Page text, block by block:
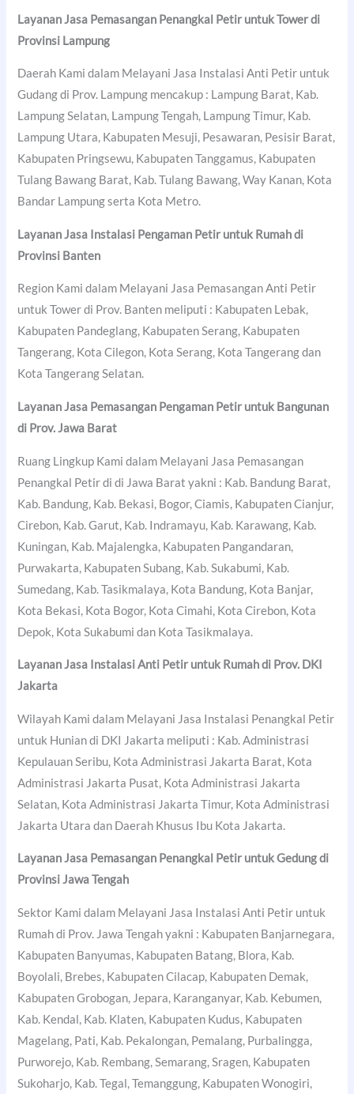
Layanan Jasa Pemasangan Penangkal Petir untuk Tower di
Provinsi Lampung
Daerah Kami dalam Melayani Jasa Instalasi Anti Petir untuk
Gudang di Prov. Lampung mencakup : Lampung Barat, Kab.
Lampung Selatan, Lampung Tengah, Lampung Timur, Kab.
Lampung Utara, Kabupaten Mesuji, Pesawaran, Pesisir Barat,
Kabupaten Pringsewu, Kabupaten Tanggamus, Kabupaten
Tulang Bawang Barat, Kab. Tulang Bawang, Way Kanan, Kota
Bandar Lampung serta Kota Metro.
Layanan Jasa Instalasi Pengaman Petir untuk Rumah di
Provinsi Banten
Region Kami dalam Melayani Jasa Pemasangan Anti Petir
untuk Tower di Prov. Banten meliputi : Kabupaten Lebak,
Kabupaten Pandeglang, Kabupaten Serang, Kabupaten
Tangerang, Kota Cilegon, Kota Serang, Kota Tangerang dan
Kota Tangerang Selatan.
Layanan Jasa Pemasangan Pengaman Petir untuk Bangunan
di Prov. Jawa Barat
Ruang Lingkup Kami dalam Melayani Jasa Pemasangan
Penangkal Petir di di Jawa Barat yakni : Kab. Bandung Barat,
Kab. Bandung, Kab. Bekasi, Bogor, Ciamis, Kabupaten Cianjur,
Cirebon, Kab. Garut, Kab. Indramayu, Kab. Karawang, Kab.
Kuningan, Kab. Majalengka, Kabupaten Pangandaran,
Purwakarta, Kabupaten Subang, Kab. Sukabumi, Kab.
Sumedang, Kab. Tasikmalaya, Kota Bandung, Kota Banjar,
Kota Bekasi, Kota Bogor, Kota Cimahi, Kota Cirebon, Kota
Depok, Kota Sukabumi dan Kota Tasikmalaya.
Layanan Jasa Instalasi Anti Petir untuk Rumah di Prov. DKI
Jakarta
Wilayah Kami dalam Melayani Jasa Instalasi Penangkal Petir
untuk Hunian di DKI Jakarta meliputi : Kab. Administrasi
Kepulauan Seribu, Kota Administrasi Jakarta Barat, Kota
Administrasi Jakarta Pusat, Kota Administrasi Jakarta
Selatan, Kota Administrasi Jakarta Timur, Kota Administrasi
Jakarta Utara dan Daerah Khusus Ibu Kota Jakarta.
Layanan Jasa Pemasangan Penangkal Petir untuk Gedung di
Provinsi Jawa Tengah
Sektor Kami dalam Melayani Jasa Instalasi Anti Petir untuk
Rumah di Prov. Jawa Tengah yakni : Kabupaten Banjarnegara,
Kabupaten Banyumas, Kabupaten Batang, Blora, Kab.
Boyolali, Brebes, Kabupaten Cilacap, Kabupaten Demak,
Kabupaten Grobogan, Jepara, Karanganyar, Kab. Kebumen,
Kab. Kendal, Kab. Klaten, Kabupaten Kudus, Kabupaten
Magelang, Pati, Kab. Pekalongan, Pemalang, Purbalingga,
Purworejo, Kab. Rembang, Semarang, Sragen, Kabupaten
Sukoharjo, Kab. Tegal, Temanggung, Kabupaten Wonogiri,